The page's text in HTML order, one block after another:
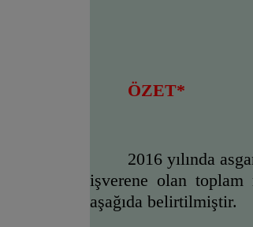
ÖZET*
2016 yılında
işverene olan toplam
aşağıda belirtilmiştir.